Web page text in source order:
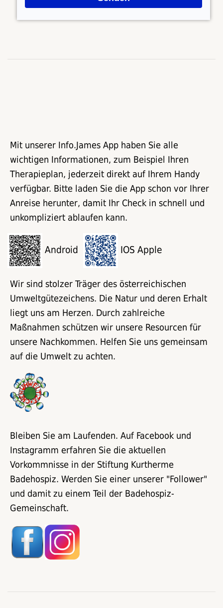
Mit unserer Info.James App haben Sie alle
wichtigen Informationen, zum Beispiel Ihren
Therapieplan, jederzeit direkt auf Ihrem Handy
verfügbar. Bitte laden Sie die App schon vor Ihrer
Anreise herunter, damit Ihr Check in schnell und
unkompliziert ablaufen kann.
Android IOS Apple
Wir sind stolzer Träger des österreichischen
Umweltgütezeichens. Die Natur und deren Erhalt
liegt uns am Herzen. Durch zahlreiche
Maßnahmen schützen wir unsere Resourcen für
unsere Nachkommen. Helfen Sie uns gemeinsam
auf die Umwelt zu achten.
Bleiben Sie am Laufenden. Auf Facebook und
Instagramm erfahren Sie die aktuellen
Vorkommnisse in der Stiftung Kurtherme
Badehospiz. Werden Sie einer unserer "Follower"
und damit zu einem Teil der Badehospiz-
Gemeinschaft.